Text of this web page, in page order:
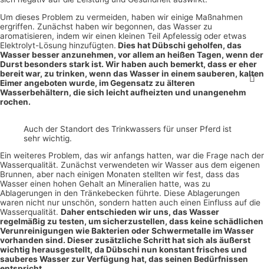
Um dieses Problem zu vermeiden, haben wir einige Maßnahmen
ergriffen. Zunächst haben wir begonnen, das Wasser zu
aromatisieren, indem wir einen kleinen Teil Apfelessig oder etwas
Elektrolyt-Lösung hinzufügten. Dies hat Dübschi geholfen, das
Wasser besser anzunehmen, vor allem an heißen Tagen, wenn der
Durst besonders stark ist. Wir haben auch bemerkt, dass er eher
bereit war, zu trinken, wenn das Wasser in einem sauberen, kalten
Eimer angeboten wurde, im Gegensatz zu älteren
Wasserbehältern, die sich leicht aufheizten und unangenehm
rochen.
Auch der Standort des Trinkwassers für unser Pferd ist
sehr wichtig.
Ein weiteres Problem, das wir anfangs hatten, war die Frage nach der
Wasserqualität. Zunächst verwendeten wir Wasser aus dem eigenen
Brunnen, aber nach einigen Monaten stellten wir fest, dass das
Wasser einen hohen Gehalt an Mineralien hatte, was zu
Ablagerungen in den Tränkebecken führte. Diese Ablagerungen
waren nicht nur unschön, sondern hatten auch einen Einfluss auf die
Wasserqualität. Daher entschieden wir uns, das Wasser
regelmäßig zu testen, um sicherzustellen, dass keine schädlichen
Verunreinigungen wie Bakterien oder Schwermetalle im Wasser
vorhanden sind. Dieser zusätzliche Schritt hat sich als äußerst
wichtig herausgestellt, da Dübschi nun konstant frisches und
sauberes Wasser zur Verfügung hat, das seinen Bedürfnissen